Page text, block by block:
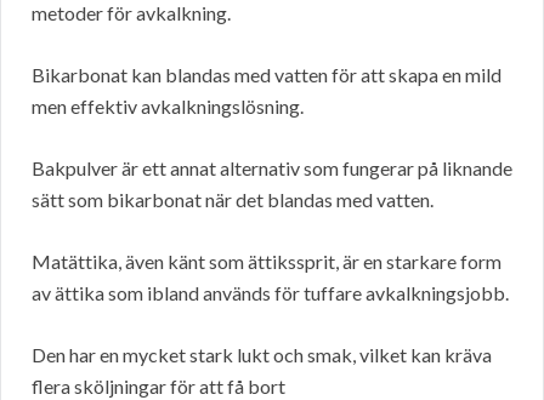
metoder för avkalkning.
Bikarbonat kan blandas med vatten för att skapa en mild
men effektiv avkalkningslösning.
Bakpulver är ett annat alternativ som fungerar på liknande
sätt som bikarbonat när det blandas med vatten.
Matättika, även känt som ättikssprit, är en starkare form
av ättika som ibland används för tuffare avkalkningsjobb.
Den har en mycket stark lukt och smak, vilket kan kräva
flera sköljningar för att få bort